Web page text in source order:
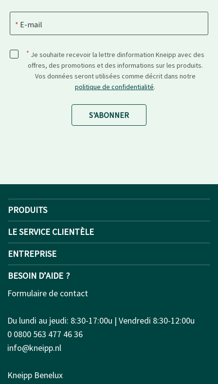
E-mail
* Je souhaite recevoir la lettre dinformation Kneipp avec des
offres, des promotions et des informations sur les produits.
Vos données seront utilisées comme décrit dans notre
politique de confidentialité.
S'ABONNER
PRODUITS
LE SERVICE CLIENTÈLE
ENTREPRISE
BESOIN D’AIDE ?
Formulaire de contact
Du lundi au jeudi: 8:30-17:00u | Vendredi 8:30-12:00u
0 0800 563 477 46 36
info@kneipp.nl
Kneipp Benelux